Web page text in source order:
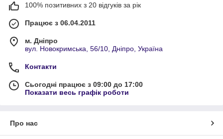
100% позитивних з 20 відгуків за рік
Працює з 06.04.2011
м. Дніпро
вул. Новокримська, 56/10, Дніпро, Україна
Контакти
Сьогодні працює з 09:00 до 17:00
Показати весь графік роботи
Про нас